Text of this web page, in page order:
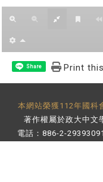
Share Print
本網站榮獲112年國科
著作權屬於政大中文
電話：886-2-